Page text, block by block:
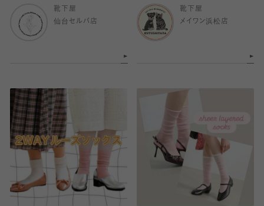
靴下屋
仙台セルバ店
靴下屋
メイワン浜松店